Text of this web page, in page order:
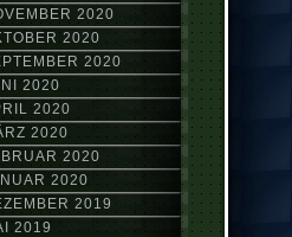
2020
2020
2020
2020
2020
2020
2020
2020
2019
2019